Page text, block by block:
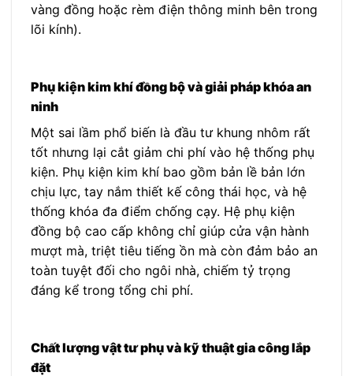
vàng đồng hoặc rèm điện thông minh bên trong
lõi kính).
Phụ kiện kim khí đồng bộ và giải pháp khóa an
ninh
Một sai lầm phổ biến là đầu tư khung nhôm rất
tốt nhưng lại cắt giảm chi phí vào hệ thống phụ
kiện. Phụ kiện kim khí bao gồm bản lề bản lớn
chịu lực, tay nắm thiết kế công thái học, và hệ
thống khóa đa điểm chống cạy. Hệ phụ kiện
đồng bộ cao cấp không chỉ giúp cửa vận hành
mượt mà, triệt tiêu tiếng ồn mà còn đảm bảo an
toàn tuyệt đối cho ngôi nhà, chiếm tỷ trọng
đáng kể trong tổng chi phí.
Chất lượng vật tư phụ và kỹ thuật gia công lắp
đặt